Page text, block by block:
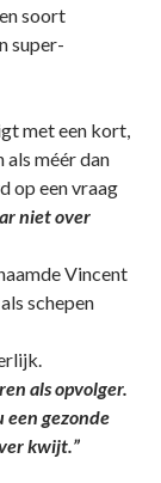
soort
super-
met een kort,
als méér dan
op een vraag
niet over
Vincent
schepen
als opvolger.
een gezonde
kwijt.”